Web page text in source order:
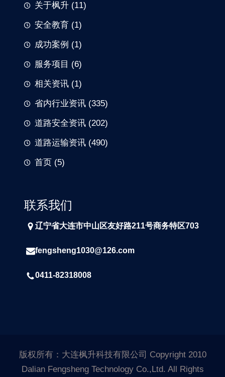
关于枫升 (11)
安全教育 (1)
成功案例 (1)
服务项目 (6)
相关资讯 (1)
省内行业资讯 (335)
道路安全资讯 (202)
道路运输资讯 (490)
首页 (5)
联系我们
辽宁省大连市中山区友好路211号商务特区703
fengsheng1030@126.com
0411-82318008
版权所有：大连枫升科技有限公司 Copyright 2010
Dalian Fengsheng Technology Co.,Ltd. All Rights